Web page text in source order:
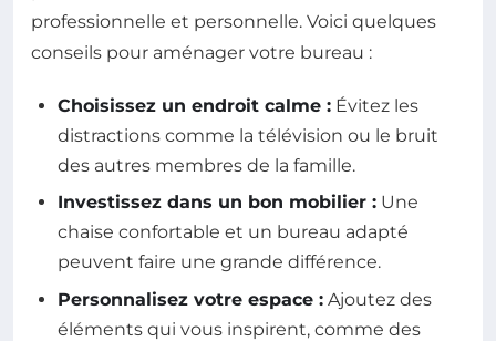
professionnelle et personnelle. Voici quelques
conseils pour aménager votre bureau :
Choisissez un endroit calme : Évitez les
distractions comme la télévision ou le bruit
des autres membres de la famille.
Investissez dans un bon mobilier : Une
chaise confortable et un bureau adapté
peuvent faire une grande différence.
Personnalisez votre espace : Ajoutez des
éléments qui vous inspirent, comme des